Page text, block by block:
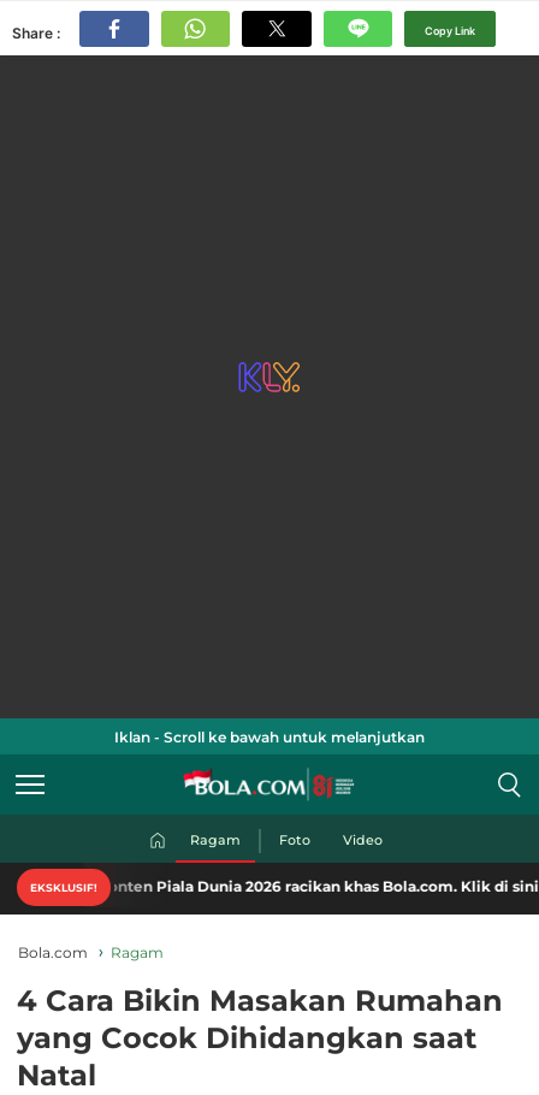
Share : Copy Link
Iklan - Scroll ke bawah untuk melanjutkan
Ragam Foto Video
EKSKLUSIF!
Piala Dunia 2026 racikan khas Bola.com. Klik di sini!
Bola.com Ragam
4 Cara Bikin Masakan Rumahan
yang Cocok Dihidangkan saat
Natal